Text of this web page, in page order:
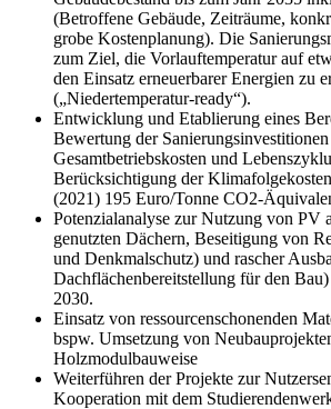
(Betroffene Gebäude, Zeiträume,
grobe Kostenplanung). Die
zum Ziel, die Vorlauftemperatur auf
den Einsatz erneuerbarer Energien zu
(„Niedertemperatur-ready“).
Entwicklung und Etablierung eines
Bewertung der
Gesamtbetriebskosten und
Berücksichtigung der
(2021) 195 Euro/Tonne CO2-
Potenzialanalyse zur Nutzung von PV
genutzten Dächern, Beseitigung von
und Denkmalschutz) und rascher
Dachflächenbereitstellung für den
2030.
Einsatz von ressourcenschonenden
bspw. Umsetzung von
Holzmodulbauweise
Weiterführen der Projekte zur
Kooperation mit dem